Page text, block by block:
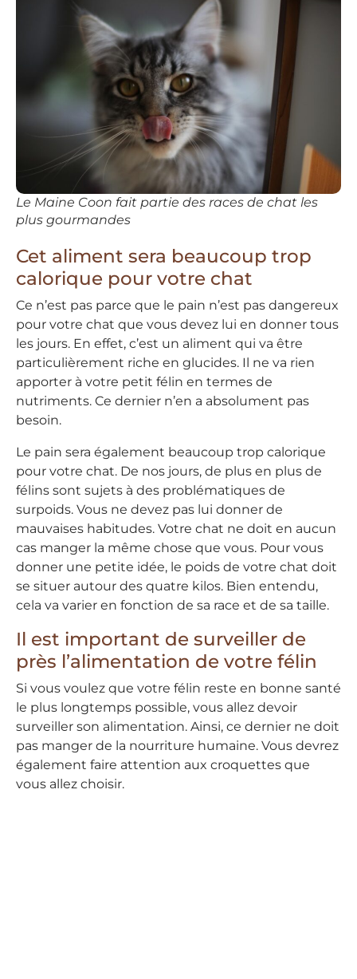
Le Maine Coon fait partie des races de chat les
plus gourmandes
Cet aliment sera beaucoup trop
calorique pour votre chat
Ce n’est pas parce que le pain n’est pas dangereux
pour votre chat que vous devez lui en donner tous
les jours. En effet, c’est un aliment qui va être
particulièrement riche en glucides. Il ne va rien
apporter à votre petit félin en termes de
nutriments. Ce dernier n’en a absolument pas
besoin.
Le pain sera également beaucoup trop calorique
pour votre chat. De nos jours, de plus en plus de
félins sont sujets à des problématiques de
surpoids. Vous ne devez pas lui donner de
mauvaises habitudes. Votre chat ne doit en aucun
cas manger la même chose que vous. Pour vous
donner une petite idée, le poids de votre chat doit
se situer autour des quatre kilos. Bien entendu,
cela va varier en fonction de sa race et de sa taille.
Il est important de surveiller de
près l’alimentation de votre félin
Si vous voulez que votre félin reste en bonne santé
le plus longtemps possible, vous allez devoir
surveiller son alimentation. Ainsi, ce dernier ne doit
pas manger de la nourriture humaine. Vous devrez
également faire attention aux croquettes que
vous allez choisir.